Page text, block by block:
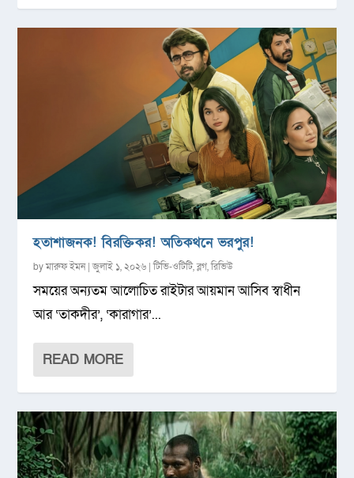
হতাশাজনক! বিরক্তিকর! অতিকথনে ভরপুর!
byমারুফ ইমন|জুলাই ১, ২০২৬ |টিভি-ওটিটি,ব্লগ,রিভিউ
সময়ের অন্যতম আলোচিত রাইটার আয়মান আসিব স্বাধীন
আর ‘তাকদীর’, ‘কারাগার’...
READ MORE